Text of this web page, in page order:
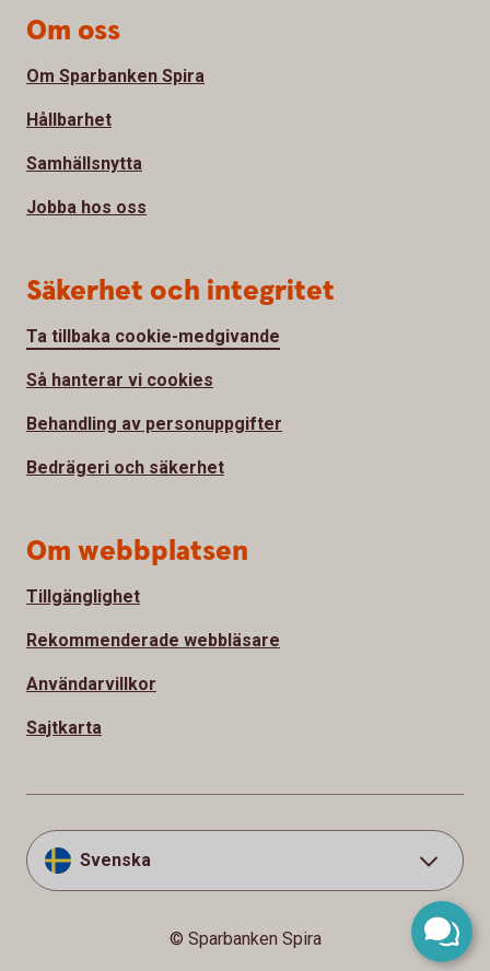
Om oss
Om Sparbanken Spira
Hållbarhet
Samhällsnytta
Jobba hos oss
Säkerhet och integritet
Ta tillbaka cookie-medgivande
Så hanterar vi cookies
Behandling av personuppgifter
Bedrägeri och säkerhet
Om webbplatsen
Tillgänglighet
Rekommenderade webbläsare
Användarvillkor
Sajtkarta
Svenska
© Sparbanken Spira